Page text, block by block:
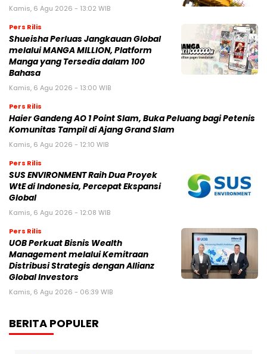
Kamis, 6 Agu 2026 - 13:02 WIB
Pers Rilis
Shueisha Perluas Jangkauan Global
melalui MANGA MILLION, Platform
Manga yang Tersedia dalam 100
Bahasa
Kamis, 6 Agu 2026 - 13:00 WIB
Pers Rilis
Haier Gandeng AO 1 Point Slam, Buka Peluang bagi Petenis
Komunitas Tampil di Ajang Grand Slam
Kamis, 6 Agu 2026 - 12:10 WIB
Pers Rilis
SUS ENVIRONMENT Raih Dua Proyek
WtE di Indonesia, Percepat Ekspansi
Global
Kamis, 6 Agu 2026 - 12:08 WIB
Pers Rilis
UOB Perkuat Bisnis Wealth
Management melalui Kemitraan
Distribusi Strategis dengan Allianz
Global Investors
Kamis, 6 Agu 2026 - 06:39 WIB
BERITA POPULER